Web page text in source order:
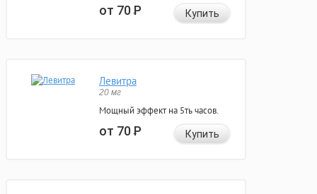
от 70Р Купить
Левитра
20 мг
Мощный эффект на 5ть часов.
от 70Р Купить